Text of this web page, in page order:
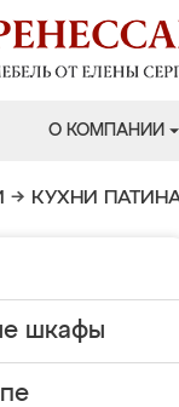
О КОМПАНИИ
→ КУХНИ
шкафы